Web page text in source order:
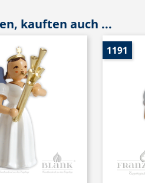
kauften auch ...
1191